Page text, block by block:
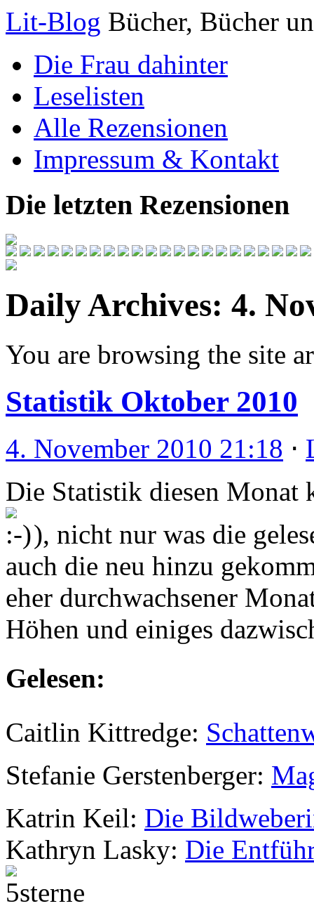
Lit-Blog Bücher, Bücher
Die Frau dahinter
Leselisten
Alle Rezensionen
Impressum & Kontakt
Die letzten Rezensionen
Daily Archives: 4.
You are browsing the site
Statistik Oktober 2010
4. November 2010 21:18 ⋅
Die Statistik diesen Monat
), nicht nur was die
auch die neu hinzu
eher durchwachsener
Höhen und einiges
Gelesen:
Caitlin Kittredge:
Stefanie Gerstenberger:
Katrin Keil: Die
Kathryn Lasky: Die